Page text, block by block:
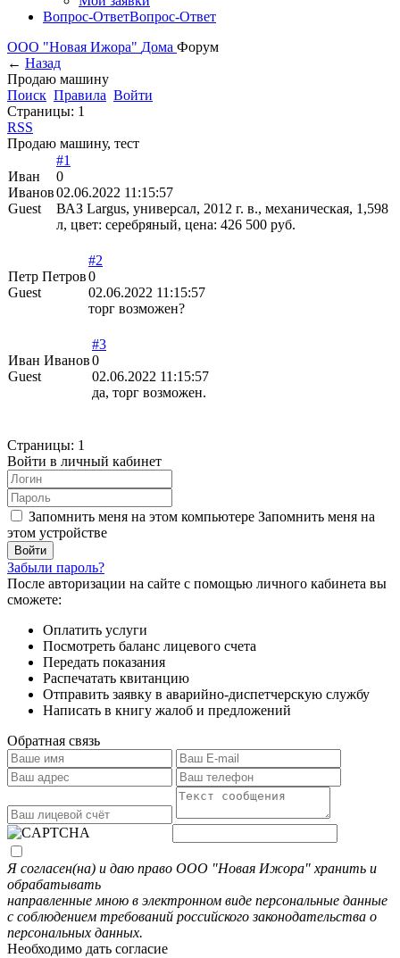
Вопрос-ОтветВопрос-Ответ
ООО "Новая Ижора" Дома Форум
← Назад
Продаю машину
Поиск Правила Войти
Страницы: 1
RSS
Продаю машину, тест
Иван
Иванов
Guest
#1
0
02.06.2022 11:15:57
ВАЗ Largus, универсал, 2012 г. в., механическая, 1,598
л, цвет: серебряный, цена: 426 500 руб.
Петр Петров
Guest
#2
0
02.06.2022 11:15:57
торг возможен?
Иван Иванов
Guest
#3
0
02.06.2022 11:15:57
да, торг возможен.
Страницы: 1
Войти в личный кабинет
Запомнить меня на этом компьютере Запомнить меня на
этом устройстве
Забыли пароль?
После авторизации на сайте с помощью личного кабинета вы
сможете:
Оплатить услуги
Посмотреть баланс лицевого счета
Передать показания
Распечатать квитанцию
Отправить заявку в аварийно-диспетчерскую службу
Написать в книгу жалоб и предложений
Обратная связь
Я согласен(на) и даю право ООО "Новая Ижора" хранить и
обрабатывать
направленные мною в электронном виде персональные данные
с соблюдением требований российского законодательства о
персональных данных.
Необходимо дать согласие